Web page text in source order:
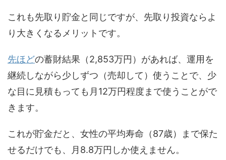
これも先取り貯金と同じですが、先取り投資ならよ
り大きくなるメリットです。
先ほどの蓄財結果（2,853万円）があれば、運用を
継続しながら少しずつ（売却して）使うことで、少
な目に見積もっても月12万円程度まで使うことがで
きます。
これが貯金だと、女性の平均寿命（87歳）まで保た
せるだけでも、月8.8万円しか使えません。